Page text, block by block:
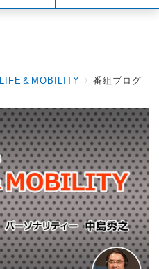
＆MOBILITY 〉番組ブログ